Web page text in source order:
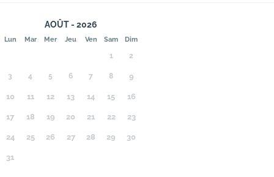
AOÛT - 2026
Lun Mar Mer Jeu Ven Sam Dim
1 2
3 4 5 6 7 8 9
10 11 12 13 14 15 16
17 18 19 20 21 22 23
24 25 26 27 28 29 30
31